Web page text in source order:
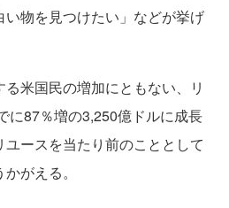
い物を見つけたい」などが挙げ
米国民の増加にともない、リ
に87％増の3,250億ドルに成長
ースを当たり前のこととして
がえる。